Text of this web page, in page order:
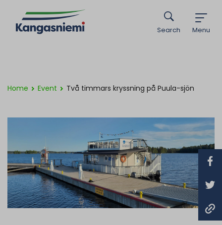
Menu
Search
Home Event Två timmars kryssning på Puula-sjön